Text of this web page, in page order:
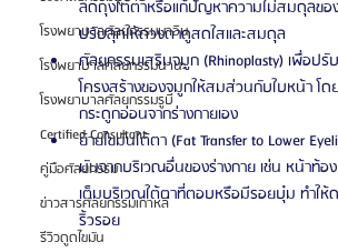
โรงพยาบาลศัลยกรรมมาอิน
โรงพยาบาลศัลยกรรมนานะ
โรงพยาบาลศัลยกรรมรูบี
Certified Consultant
คู่มือศัลยกรรม
ข่าวสารศัลยกรรมเกาหลี
รีวิวดูดไขมัน
ลดถุงใต้ตาหรือแก้ปัญหาความไม่สมดุลขอ
ปรับลุคให้ดวงตาดูสดใสและสมดุล
ศัลยกรรมเสริมจมูก (Rhinoplasty) เพื่อป
โครงสร้างของจมูกให้สมส่วนกับใบหน้า โด
กระดูกอ่อนจากร่างกายเอง
ย้ายไขมันใต้ตา (Fat Transfer to Lower
มันจากบริเวณอื่นของร่างกาย เช่น หน้าท้อ
เต็มบริเวณใต้ตาที่ตอบหรือมีรอยบุ๋ม ทำให้
ริ้วรอย